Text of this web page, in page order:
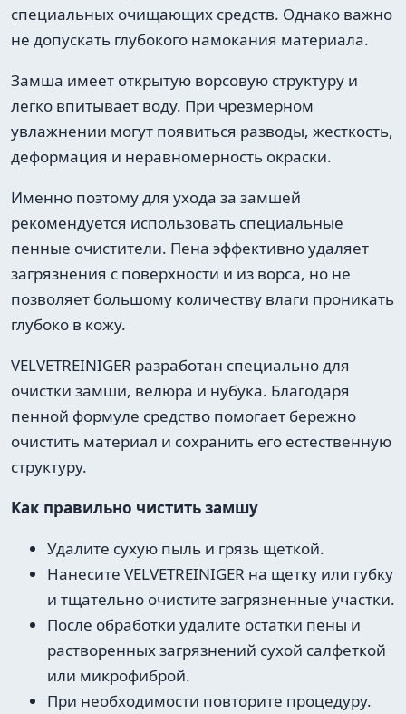
специальных очищающих средств. Однако важно
не допускать глубокого намокания материала.
Замша имеет открытую ворсовую структуру и
легко впитывает воду. При чрезмерном
увлажнении могут появиться разводы, жесткость,
деформация и неравномерность окраски.
Именно поэтому для ухода за замшей
рекомендуется использовать специальные
пенные очистители. Пена эффективно удаляет
загрязнения с поверхности и из ворса, но не
позволяет большому количеству влаги проникать
глубоко в кожу.
VELVETREINIGER разработан специально для
очистки замши, велюра и нубука. Благодаря
пенной формуле средство помогает бережно
очистить материал и сохранить его естественную
структуру.
Как правильно чистить замшу
Удалите сухую пыль и грязь щеткой.
Нанесите VELVETREINIGER на щетку или губку
и тщательно очистите загрязненные участки.
После обработки удалите остатки пены и
растворенных загрязнений сухой салфеткой
или микрофиброй.
При необходимости повторите процедуру.